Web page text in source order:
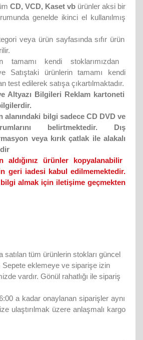
CD, VCD, Kaset vb ürünler aksi bir
genelde ikinci el kullanılmış
veya ürün sayfasında sıfır ürün
tamamı kendi stoklarımızdan
Satıştaki ürünlerin tamamı kendi
test edilerek satışa çıkartılmaktadır.
Altyazı Bilgileri Reklam kartoneti
alanındaki bilgi sadece CD DVD ve
belirtmektedir. Dış
veya kırık çatlak ile alakalı
aldığınız ürünler kopyalanabilir
geri iadesi kabul edilmemektedir.
almak için iletişime geçmekten
satılan tüm ürünlerin stokları güncel
Sepete eklemeye ve siparişe izin
vardır. Gönül rahatlığı ile sipariş
a kadar onaylanan siparişler aynı
ulaştırılmak üzere anlaşmalı kargo